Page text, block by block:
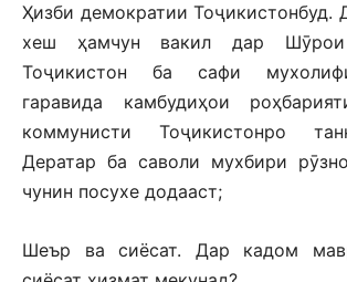
Ҳизби демократии Тоҷикистонбуд.
хеш ҳамчун вакил дар
Тоҷикистон ба сафи
гаравида камбудиҳои
коммунисти Тоҷикистонро
Дератар ба саволи мухбири
чунин посухе додааст;
Шеър ва сиёсат. Дар кадом